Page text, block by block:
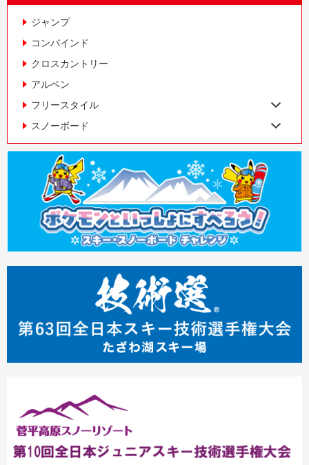
ジャンプ
コンバインド
クロスカントリー
アルペン
フリースタイル
スノーボード